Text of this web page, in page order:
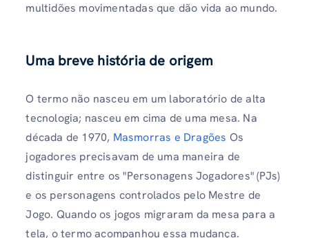
multidões movimentadas que dão vida ao mundo.
Uma breve história de origem
O termo não nasceu em um laboratório de alta
tecnologia; nasceu em cima de uma mesa. Na
década de 1970, Masmorras e Dragões Os
jogadores precisavam de uma maneira de
distinguir entre os "Personagens Jogadores" (PJs)
e os personagens controlados pelo Mestre de
Jogo. Quando os jogos migraram da mesa para a
tela, o termo acompanhou essa mudança.